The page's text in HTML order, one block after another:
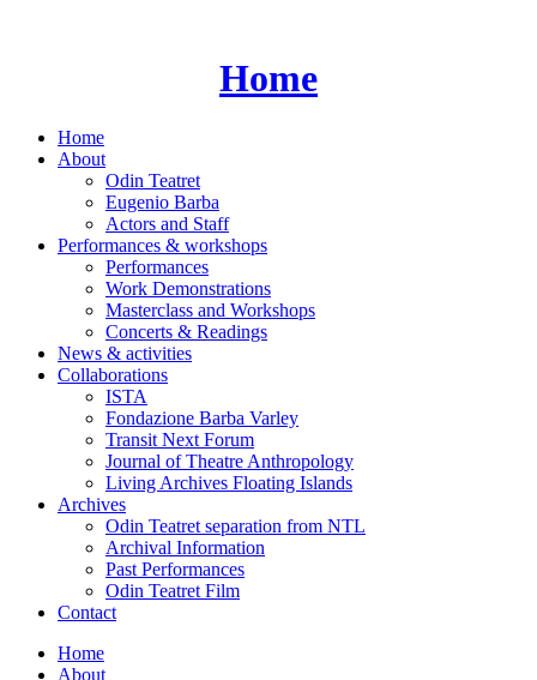
Home
Home
About
Odin Teatret
Eugenio Barba
Actors and Staff
Performances & workshops
Performances
Work Demonstrations
Masterclass and Workshops
Concerts & Readings
News & activities
Collaborations
ISTA
Fondazione Barba Varley
Transit Next Forum
Journal of Theatre Anthropology
Living Archives Floating Islands
Archives
Odin Teatret separation from NTL
Archival Information
Past Performances
Odin Teatret Film
Contact
Home
About